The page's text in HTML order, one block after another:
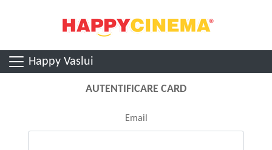
Happy Vaslui
AUTENTIFICARE CARD
Email